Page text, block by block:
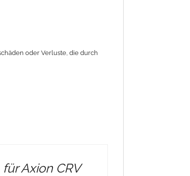
oder Verluste, die durch
Axion CRV